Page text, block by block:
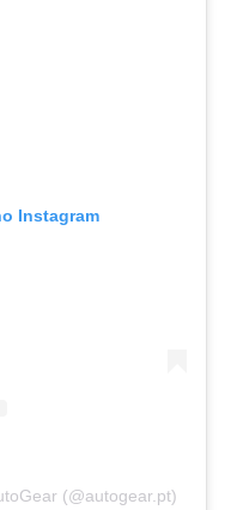
Instagram
(@autogear.pt)